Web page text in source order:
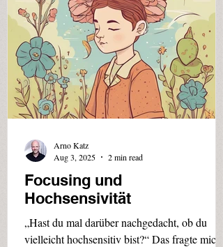
Focusing und
Hochsensivität
„Hast du mal darüber nachgedacht, ob du
vielleicht hochsensitiv bist?“ Das fragte mich
Arno Katz
Aug 3, 2025
2 min read